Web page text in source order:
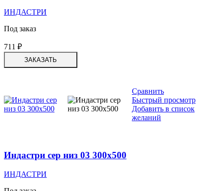
ИНДАСТРИ
Под заказ
711 ₽
ЗАКАЗАТЬ
Сравнить
Быстрый просмотр
Добавить в список
желаний
Индастри сер низ 03 300х500
ИНДАСТРИ